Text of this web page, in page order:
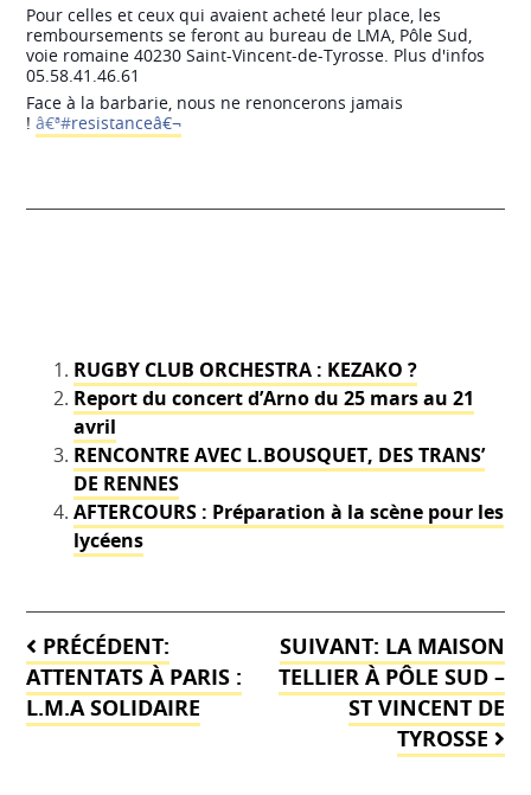
Pour celles et ceux qui avaient acheté leur place, les
remboursements se feront au bureau de LMA, Pôle Sud,
voie romaine 40230 Saint-Vincent-de-Tyrosse. Plus d'infos
05.58.41.46.61
Face à la barbarie, nous ne renoncerons jamais
!â€ª#‎resistanceâ€¬
RUGBY CLUB ORCHESTRA : KEZAKO ?
Report du concert d’Arno du 25 mars au 21
avril
RENCONTRE AVEC L.BOUSQUET, DES TRANS’
DE RENNES
AFTERCOURS : Préparation à la scène pour les
lycéens
Navigation
de
l’article
PRÉCÉDENT:
ATTENTATS À PARIS :
L.M.A SOLIDAIRE
SUIVANT: LA MAISON
TELLIER À PÔLE SUD –
ST VINCENT DE
TYROSSE